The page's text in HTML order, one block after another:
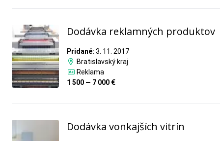
Dodávka reklamných produktov
Pridané: 3. 11. 2017
Bratislavský kraj
Reklama
1 500 — 7 000 €
Dodávka vonkajších vitrín